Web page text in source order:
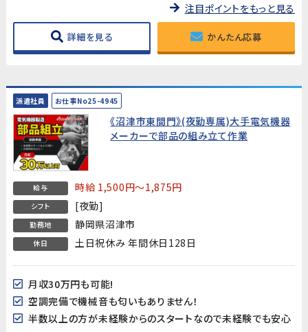
注目ポイントをもっと見る
詳細を見る かんたん応募
派遣社員 お仕事No25-4945
《沼津市東間門》(夜勤専属)大手電気機器
メーカーで部品の組み立て作業
給与 時給 1,500円～1,875円
シフト [夜勤]
勤務地 静岡県沼津市
休日 土日祝休み 年間休日128日
月収30万円も可能!
空調完備で機械音も匂いもありません！
半数以上の方が未経験からのスタートなので未経験でも安心